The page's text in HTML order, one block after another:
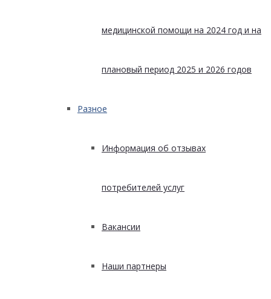
медицинской помощи на 2024 год и на
плановый период 2025 и 2026 годов
Разное
Информация об отзывах
потребителей услуг
Вакансии
Наши партнеры